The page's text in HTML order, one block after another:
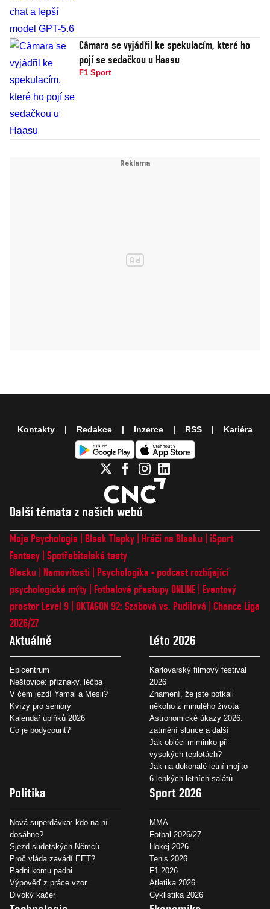
Câmara se vyjádřil ke spekulacím, které ho
pojí se sedačkou u Haasu
F1 Sport
Další témata z našich webů
Moje Psychologie Blesk Tlapky Hráči na Blesku
iSport
Fantasy Spotřebitelské testy
Blesku
Nemovitosti
Psychologika - podcast rozbíjející
psychologické mýty
Fotbalové přestupy ONLINE
Eventový
prostor Level 9 OKTAGON 92: Szabová vs. Pudilová
Chance Liga
2026/27
Aktuálně
Epicentrum
Neštovice: příznaky, léčba
V čem jezdí Yamal a Mesii?
Kvízy pro seniory
Kalendář úplňků 2026
Co je bodycount?
Léto 2026
Karlovarský filmový festival
2026
Znamení, že jste potkali
někoho z minulého života
Astronomické úkazy 2026:
zatmění slunce a další
Jak obléci miminko při
vysokých teplotách?
Jak na dokonalé letní mojito
6 lehkých letních salátů
Politika
Nová superdávka: kdo na ní
dosáhne?
Sjezd sudetských Němců
Proč vláda zavádí EET?
Padni komu padni
Výpověď z práce vzor
Divoký kačer
Sport 2026
MMA
Fotbal 2026/27
Hokej 2026
Tenis 2026
F1 2026
Atletika 2026
Cyklistika 2026
Kontakty Redakce Inzerce RSS Kariéra